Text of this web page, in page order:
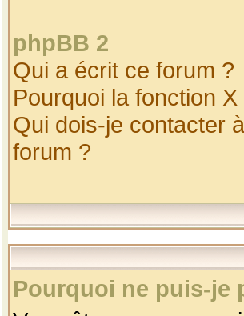
phpBB 2
Qui a écrit ce forum ?
Pourquoi la fonction
Qui dois-je contacter
forum ?
Pourquoi ne puis-je